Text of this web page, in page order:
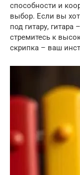
способности и
выбор. Если вы
под гитару,
стремитесь к
скрипка – ваш